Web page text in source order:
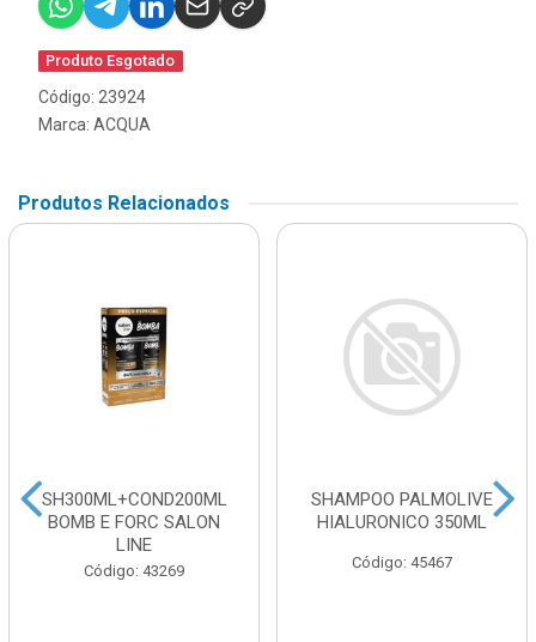
Produto Esgotado
Código: 23924
Marca: ACQUA
Produtos Relacionados
SH300ML+COND200ML
BOMB E FORC SALON
LINE
Código: 43269
SHAMPOO PALMOLIVE
HIALURONICO 350ML
Código: 45467